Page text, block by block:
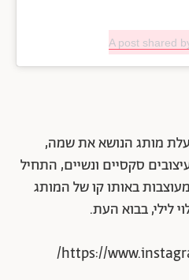
A post shared
מותג הנושא את שמה,
סקסיים ונשיים, התחיל
באותו קו של המותג
לילי, בבוא העת.
https://